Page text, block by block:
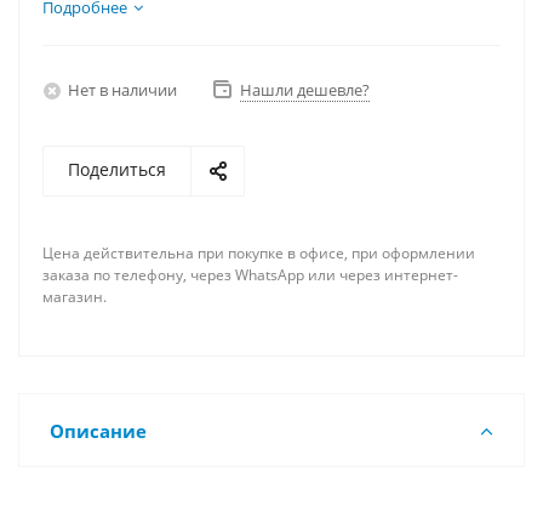
Подробнее
Нет в наличии Нашли дешевле?
Поделиться
Цена действительна при покупке в офисе, при оформлении
заказа по телефону, через WhatsApp или через интернет-
магазин.
Описание